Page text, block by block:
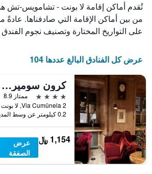
تُقدم أماكن إقامة لا بونت - تشامويس-تش
من بين أماكن الإقامة التي صادفناها. عادةً
على التواريخ المختارة وتصنيف نجوم
عرض كل الفنادق البالغ عددها 104
كرون سوميري آم إن
4 نجوم
ممتاز 8.9
0.2 كيلومتر عن وسط المدينة
1,154 ﷼
عرض
الصفقة